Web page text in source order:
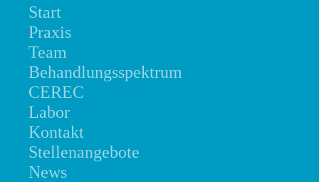
Start
Praxis
Team
Behandlungsspektrum
CEREC
Labor
Kontakt
Stellenangebote
News